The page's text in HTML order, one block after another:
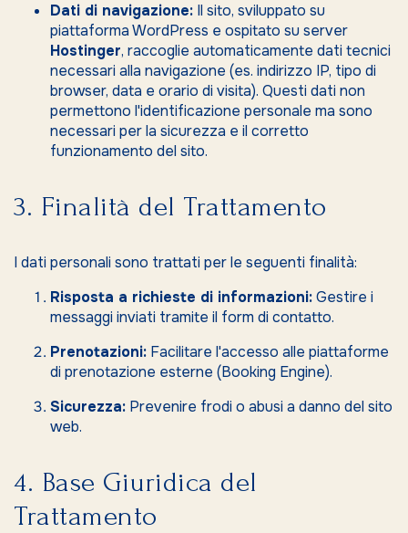
Dati di navigazione: Il sito, sviluppato su
piattaforma WordPress e ospitato su server
Hostinger, raccoglie automaticamente dati tecnici
necessari alla navigazione (es. indirizzo IP, tipo di
browser, data e orario di visita). Questi dati non
permettono l'identificazione personale ma sono
necessari per la sicurezza e il corretto
funzionamento del sito.
3. Finalità del Trattamento
I dati personali sono trattati per le seguenti finalità:
Risposta a richieste di informazioni:Gestire i
messaggi inviati tramite il form di contatto.
Prenotazioni: Facilitare l'accesso alle piattaforme
di prenotazione esterne (Booking Engine).
Sicurezza: Prevenire frodi o abusi a danno del sito
web.
4. Base Giuridica del
Trattamento